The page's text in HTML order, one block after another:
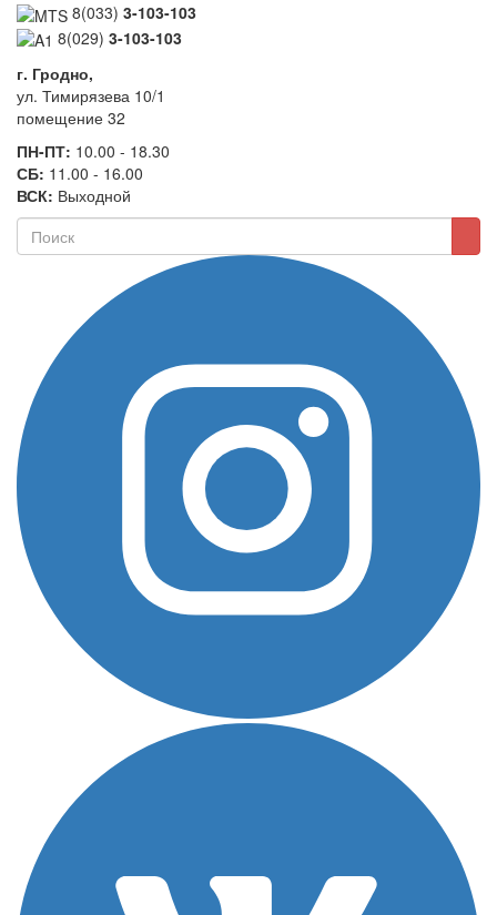
8(033) 3-103-103
8(029) 3-103-103
г. Гродно,
ул. Тимирязева 10/1
помещение 32
ПН-ПТ: 10.00 - 18.30
СБ: 11.00 - 16.00
ВСК: Выходной